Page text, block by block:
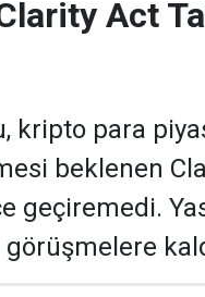
Act
kripto para
beklenen
geçiremedi.